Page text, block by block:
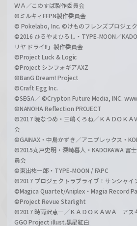
ＷＡ／このすば製作委員会
©ミルキィFFPN製作委員会
© Pokelabo, Inc. ©けものフレンズプロジェ
©2016 ひろやまひろし・TYPE-MOON／
リヤ ドライ!!」製作委員会
©Project Luck & Logic
©Project シンフォギアAXZ
©BanG Dream! Project
©Craft Egg Inc.
©SEGA／ ©Crypton Future Media, INC.
©NANOHA Reflection PROJECT
©2017 暁なつめ・三嶋くろね／ＫＡＤＯＫＡ
会
©GAINAX・中島かずき／アニプレックス・
©2015丸戸史明・深崎暮人・KADOKAWA 富
員会
©東出祐一郎・TYPE-MOON / FAPC
©2017 プロジェクトラブライブ！サンシャイ
©Magica Quartet/Aniplex・Magia Record
©Project Revue Starlight
©2017 時雨沢恵一／ＫＡＤＯＫＡＷＡ アス
GGO Project illust.黒星紅白